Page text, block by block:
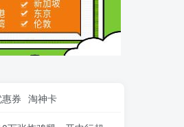
券 淘神卡